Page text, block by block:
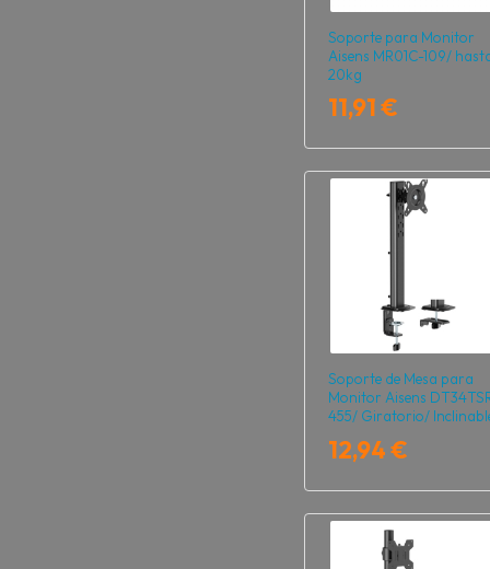
Soporte para Monitor
Aisens MR01C-109/
20kg
11,91 €
Soporte de Mesa para
Monitor Aisens
455/ Giratorio/
12,94 €